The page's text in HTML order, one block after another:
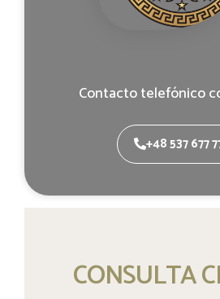
Contacto telefónico
+48 537 677
CONSULTA